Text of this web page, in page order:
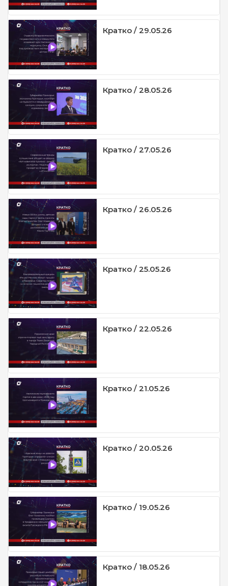
Кратко / 29.05.26
Кратко / 28.05.26
Кратко / 27.05.26
Кратко / 26.05.26
Кратко / 25.05.26
Кратко / 22.05.26
Кратко / 21.05.26
Кратко / 20.05.26
Кратко / 19.05.26
Кратко / 18.05.26